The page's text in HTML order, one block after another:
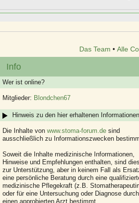
Das Team • Alle
Info
Wer ist online?
Mitglieder: Blondchen67
Hinweis zu den hier erhaltenen Informationen
Die Inhalte von www.stoma-forum.de sind
ausschließlich zu Informationszwecken
Soweit die Inhalte medizinische Informationen,
Hinweise und Empfehlungen enthalten, sind
zur Unterstützung, aber in keinem Fall als
eine persönliche Beratung durch eine
medizinische Pflegekraft (z.B.
oder für eine Untersuchung oder Diagnose durch
einen approbierten Arzt bestimmt.